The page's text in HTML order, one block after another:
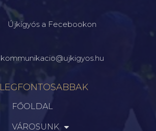
Újkígyós a Fecebookon
kommunikacio@ujkigyos.hu
LEGFONTOSABBAK
FŐOLDAL
VÁROSUNK